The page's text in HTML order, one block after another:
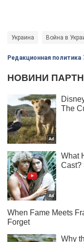
Украина Война в
Редакционная политика